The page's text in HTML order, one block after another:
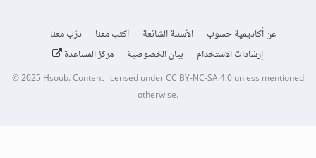
عن أكاديمية حسوب الأسئلة الشائعة اكتب معنا
درّب معنا
إرشادات الاستخدام
بيان الخصوصية مركز المساعدة
© 2025 Hsoub.Content licensed underCC BY-NC-SA 4.0unless mentioned
otherwise.